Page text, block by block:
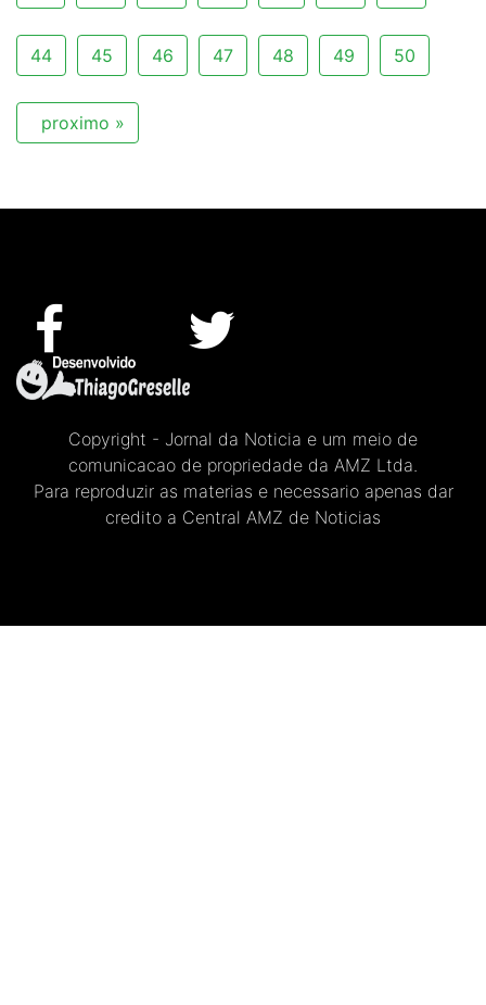
44 45 46 47 48 49 50
proximo »
Copyright - Jornal da Noticia e um meio de
comunicacao de propriedade da AMZ Ltda.
Para reproduzir as materias e necessario apenas dar
credito a Central AMZ de Noticias